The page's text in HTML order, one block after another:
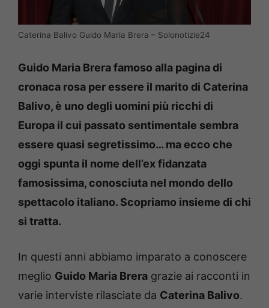
Caterina Balivo Guido Maria Brera – Solonotizie24
Guido Maria Brera famoso alla pagina di
cronaca rosa per essere il marito di Caterina
Balivo, è uno degli uomini più ricchi di
Europa il cui passato sentimentale sembra
essere quasi segretissimo… ma ecco che
oggi spunta il nome dell’ex fidanzata
famosissima, conosciuta nel mondo dello
spettacolo italiano. Scopriamo insieme di chi
si tratta.
In questi anni abbiamo imparato a conoscere
meglio Guido Maria Brera grazie ai racconti in
varie interviste rilasciate da Caterina Balivo.